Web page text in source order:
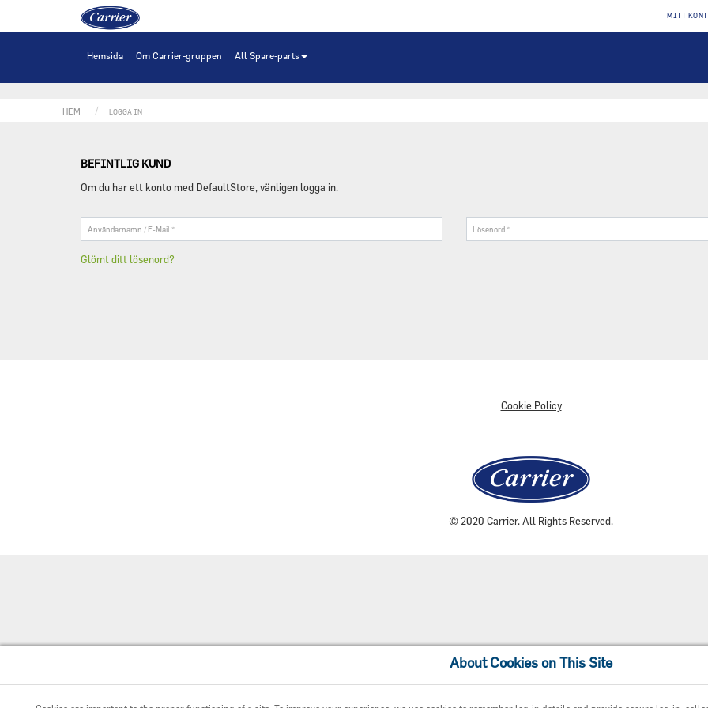
MITT
Hem
Hemsida Om Carrier-gruppen All Spare-parts
HEM LOGGA IN
BEFINTLIG KUND
Om du har ett konto med DefaultStore, vänligen logga in.
Mail
Glömt ditt lösenord?
Cookie Policy
© 2020 Carrier. All Rights Reserved.
About Cookies on This Site